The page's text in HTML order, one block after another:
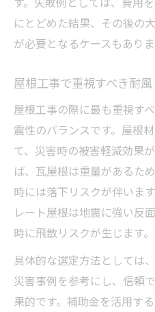
にとどめた結果、その後の
が必要となるケースもありま
屋根工事で重視すべき耐
屋根工事の際に最も重視す
震性のバランスです。屋根
て、災害時の被害軽減効果
ば、瓦屋根は重量があるた
時には落下リスクが伴いま
レート屋根は地震に強い反
時に飛散リスクが生じます。
具体的な選定方法としては
災害事例を参考にし、信頼
果的です。補助金を活用す